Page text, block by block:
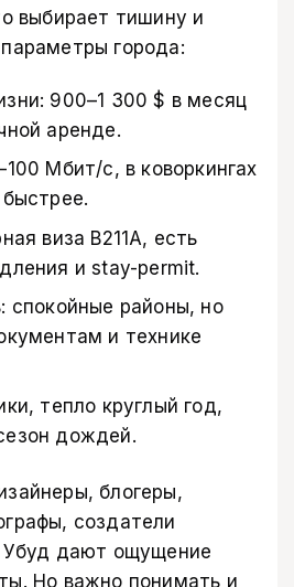
выбирает тишину и
города:
900–1 300 $ в месяц
аренде.
Мбит/с, в коворкингах
виза B211A, есть
и stay-permit.
спокойные районы, но
и технике
тепло круглый год,
дождей.
блогеры,
создатели
Убуд дают ощущение
Но важно понимать и